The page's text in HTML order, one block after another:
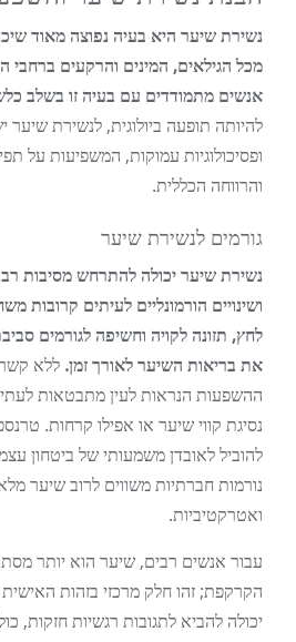
נשירת שיער היא בעיה נפוצה מאוד
מכל הגילאים, המינים והרקעים ברחבי
אנשים מתמודדים עם בעיה זו בשלב
להיותה תופעה ביולוגית, לנשירת שיער
ופסיכולוגיות עמוקות, המשפיעות על
והרווחה הכללית.
גורמים לנשירת שיער
נשירת שיער יכולה להתרחש מסיבות
ושינויים הורמונליים לעיתים קרובות
לחץ, תזונה לקויה וחשיפה לגורמים
את בריאות השיער לאורך זמן. ללא
ההשפעות הנראות לעין מתבטאות
נסיגת קווי שיער או אפילו קרחות.
להוביל לאובדן משמעותי של ביטחון
נורמות חברתיות משווים לרוב שיער
ואטרקטיביות.
עבור אנשים רבים, שיער הוא יותר
הקרקפת; זהו חלק מרכזי בזהות האישית
יכולה להביא לתגובות רגשיות חזקות,